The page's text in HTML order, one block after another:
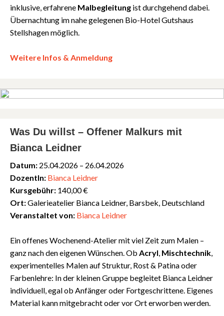
inklusive, erfahrene Malbegleitung ist durchgehend dabei.
Übernachtung im nahe gelegenen Bio-Hotel Gutshaus
Stellshagen möglich.
Weitere Infos & Anmeldung
Was Du willst – Offener Malkurs mit
Bianca Leidner
Datum: 25.04.2026 – 26.04.2026
DozentIn: Bianca Leidner
Kursgebühr: 140,00 €
Ort:Galerieatelier Bianca Leidner, Barsbek, Deutschland
Veranstaltet von: Bianca Leidner
Ein offenes Wochenend-Atelier mit viel Zeit zum Malen –
ganz nach den eigenen Wünschen. Ob Acryl, Mischtechnik,
experimentelles Malen auf Struktur, Rost & Patina oder
Farbenlehre: In der kleinen Gruppe begleitet Bianca Leidner
individuell, egal ob Anfänger oder Fortgeschrittene. Eigenes
Material kann mitgebracht oder vor Ort erworben werden.